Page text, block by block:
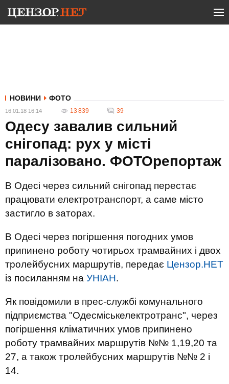
НОВИНИ ФОТО
16.01.18 16:14 13 839 39
Одесу завалив сильний
снігопад: рух у місті
паралізовано. ФОТОрепортаж
В Одесі через сильний снігопад перестає
працювати електротранспорт, а саме місто
застигло в заторах.
В Одесі через погіршення погодних умов
припинено роботу чотирьох трамвайних і двох
тролейбусних маршрутів, передає Цензор.НЕТ
із посиланням на УНІАН.
Як повідомили в прес-службі комунального
підприємства "Одесміськелектротранс", через
погіршення кліматичних умов припинено
роботу трамвайних маршрутів №№ 1,19,20 та
27, а також тролейбусних маршрутів №№ 2 і
14.